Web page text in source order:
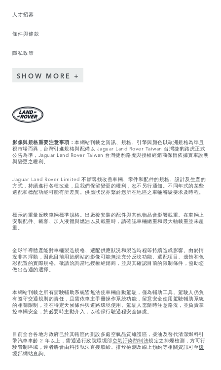
人才招募
條件與條款
隱私政策
SHOW MORE
影像與規格重要注意事項： 本網站刊載之資訊、規格、引擎與顏色以歐洲規格為準且
視市場而異，台灣引進規格與配備以 Jaguar Land Rover Taiwan 台灣捷豹路虎正式
公告為準，Jaguar Land Rover Taiwan 台灣捷豹路虎與授權經銷商保留依據實車說明
與變更之權利。
Jaguar Land Rover Limited 不斷尋找改善車輛、零件和配件的規格、設計及生產的
方式，持續進行各種改造，且我們保留變更的權利，恕不另行通知。不同年式的某些
選配和標配功能可能有所差異。供應狀況亦繫於您所在地區之車輛審驗要求及時程。
標示的重量反映車輛標準規格。出廠後安裝的配件與其他物品會影響載重。在車輛上
安裝配件、載客、加入液體與燃油以及載重時，請確認車輛總重和最大軸載重並未超
重。
全球半導體產能對車輛製造規格、選配供應狀況和製造時程等持續造成影響。由於情
況非常浮動，因此目前用於網站的影像可能無法充分反映功能、選配項目、邊飾和色
彩配置的實際規格。敬請洽詢當地授權經銷商，並與其確認目前的限制條件，協助您
做出合適的選擇。
本網站刊載之所有駕駛輔助系統皆無法使車輛自動駕駛，僅為輔助工具。駕駛人仍負
有遵守交通規則的責任，且需依車主手冊操作系統功能，留意安全使用駕駛輔助系統
的相關限制，並在特定天候條件與道路環境使用。駕駛人需隨時注意路況，並負責掌
控車輛安全，於必要時主動介入，以確保行駛過程安全無虞。
目前全台各地方政府已於其轄區內劃設多處空氣品質維護區，柴油及替代清潔燃料引
擎汽車車齡 2 年以上，需通過行政院環境部空氣汙染防制法規定之排煙檢測，方可行
駛管制區域，違者將會由科技執法直接取締。排煙檢測及線上預約等相關資訊可至環
境部網站查詢。